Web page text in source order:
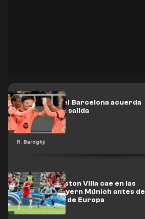
R. Bardghji
Un jugador del Barcelona acuerda
con el club su salida
En vídeo: el Aston Villa cae en las
garras del Bayern Múnich antes de
la Supercopa de Europa